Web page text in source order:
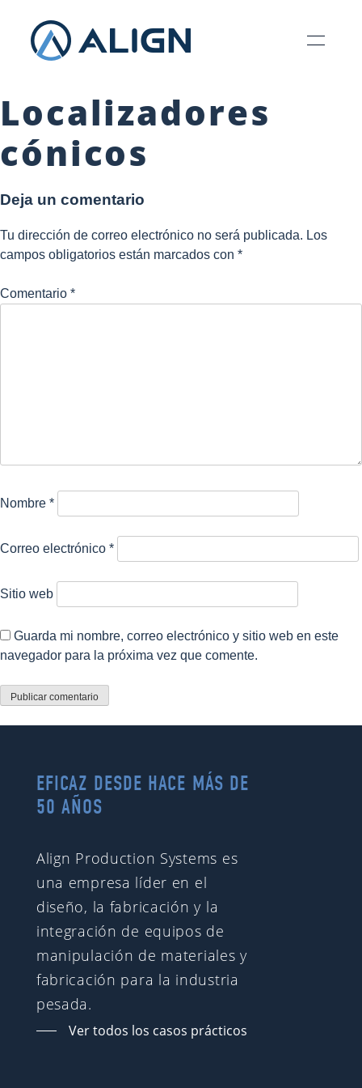
Localizadores
cónicos
Deja un comentario
Tu dirección de correo electrónico no será publicada. Los
campos obligatorios están marcados con *
Comentario *
Nombre *
Correo electrónico *
Sitio web
Guarda mi nombre, correo electrónico y sitio web en este
navegador para la próxima vez que comente.
EFICAZ DESDE HACE MÁS DE
50 AÑOS
Align Production Systems es
una empresa líder en el
diseño, la fabricación y la
integración de equipos de
manipulación de materiales y
fabricación para la industria
pesada.
Ver todos los casos prácticos